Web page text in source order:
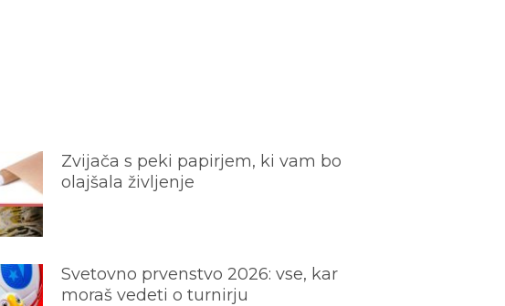
Zvijača s peki papirjem, ki vam bo
olajšala življenje
Svetovno prvenstvo 2026: vse, kar
moraš vedeti o turnirju